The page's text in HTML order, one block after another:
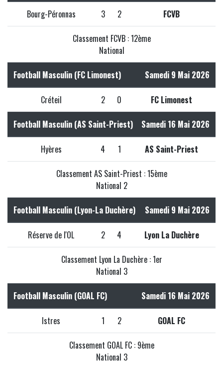
Bourg-Péronnas 3 2 FCVB
Classement FCVB : 12ème
National
Football Masculin (FC Limonest) Samedi 9 Mai 2026
Créteil 2 0 FC Limonest
Football Masculin (AS Saint-Priest) Samedi 16 Mai 2026
Hyères 4 1 AS Saint-Priest
Classement AS Saint-Priest : 15ème
National 2
Football Masculin (Lyon-La Duchère) Samedi 9 Mai 2026
Réserve de l'OL 2 4 Lyon La Duchère
Classement Lyon La Duchère : 1er
National 3
Football Masculin (GOAL FC) Samedi 16 Mai 2026
Istres 1 2 GOAL FC
Classement GOAL FC : 9ème
National 3